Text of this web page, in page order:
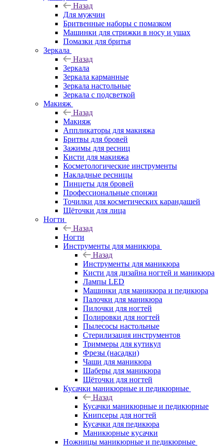
Назад
Для мужчин
Бритвенные наборы с помазком
Машинки для стрижки в носу и ушах
Помазки для бритья
Зеркала
Назад
Зеркала
Зеркала карманные
Зеркала настольные
Зеркала с подсветкой
Макияж
Назад
Макияж
Аппликаторы для макияжа
Бритвы для бровей
Зажимы для ресниц
Кисти для макияжа
Косметологические инструменты
Накладные ресницы
Пинцеты для бровей
Профессиональные спонжи
Точилки для косметических карандашей
Щёточки для лица
Ногти
Назад
Ногти
Инструменты для маникюра
Назад
Инструменты для маникюра
Кисти для дизайна ногтей и маникюра
Лампы LED
Машинки для маникюра и педикюра
Палочки для маникюра
Пилочки для ногтей
Полировки для ногтей
Пылесосы настольные
Стерилизация инструментов
Триммеры для кутикул
Фрезы (насадки)
Чаши для маникюра
Шаберы для маникюра
Щёточки для ногтей
Кусачки маникюрные и педикюрные
Назад
Кусачки маникюрные и педикюрные
Книпсеры для ногтей
Кусачки для педикюра
Маникюрные кусачки
Ножницы маникюрные и педикюрные